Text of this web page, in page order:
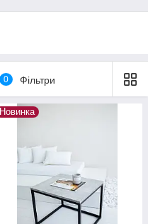
0 Фільтри
Новинка